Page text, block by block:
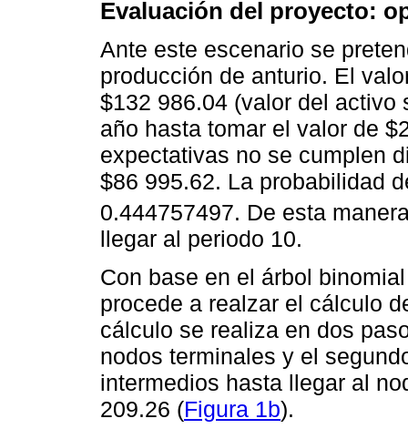
Evaluación del proyecto:
Ante este escenario se
producción de anturio. El
$132 986.04 (valor del activo
año hasta tomar el valor de
expectativas no se cumplen
$86 995.62. La probabilidad
0.444757497. De esta
llegar al periodo 10.
Con base en el árbol
procede a realzar el cálculo
cálculo se realiza en dos
nodos terminales y el
intermedios hasta llegar al
209.26 (Figura 1b).